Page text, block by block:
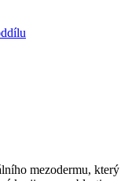
mezodermu, který